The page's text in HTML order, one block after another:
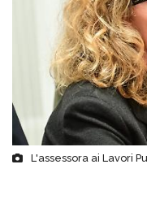
L'assessora ai Lavori